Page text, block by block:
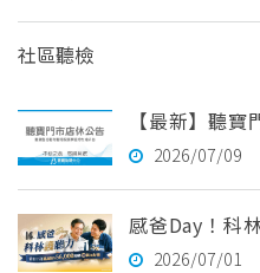
社區聽檢
【最新】聽
2026/07/09
感爸Day！科
2026/07/01